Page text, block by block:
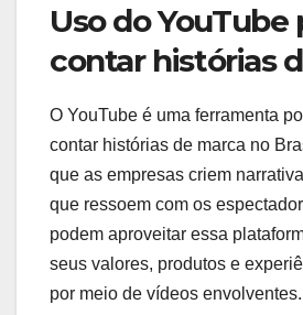
Uso do YouTube
contar histórias
O YouTube é uma ferramenta
contar histórias de marca no
que as empresas criem
que ressoem com os
podem aproveitar essa
seus valores, produtos e
por meio de vídeos envolventes.